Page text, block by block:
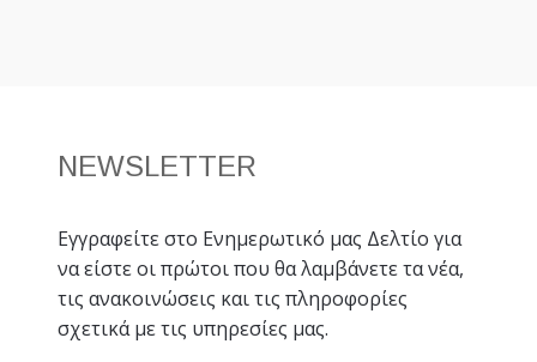
NEWSLETTER
Εγγραφείτε στο Ενημερωτικό μας Δελτίο για
να είστε οι πρώτοι που θα λαμβάνετε τα νέα,
τις ανακοινώσεις και τις πληροφορίες
σχετικά με τις υπηρεσίες μας.